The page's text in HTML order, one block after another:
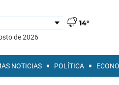
14°
de 2026
NOTICIAS POLÍTICA